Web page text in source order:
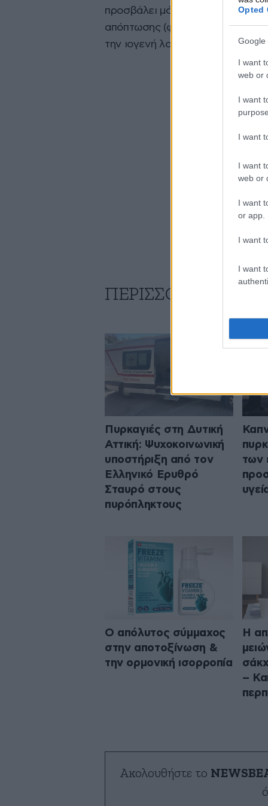
Opted
Google
I want
web or
I want
I want
I want
web or
I want
or app.
I want
I want
προσβάλει μόνο τα μολυσμένα με
απόπτωσης (φυσιολογικού
την ιογενή λοίμωξη.
ΠΕΡΙΣΣΟΤΕΡΑ ΑΠΟ
Πυρκαγιές στη Δυτική
Αττική: Ψυχοκοινωνική
υποστήριξη από τον
Ελληνικό Ερυθρό
Σταυρό στους
πυρόπληκτους
των
Ο απόλυτος σύμμαχος
στην αποτοξίνωση &
την ορμονική ισορροπία
Η
–
Ακολουθήστε το